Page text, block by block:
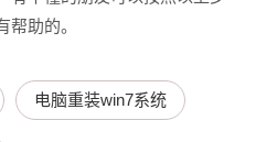
助的。
电脑重装win7系统